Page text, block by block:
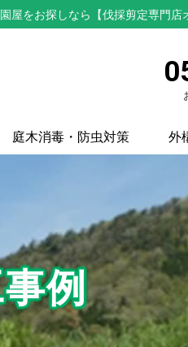
屋をお探しなら【伐採剪定専門店
庭木消毒・防虫対策 外
例